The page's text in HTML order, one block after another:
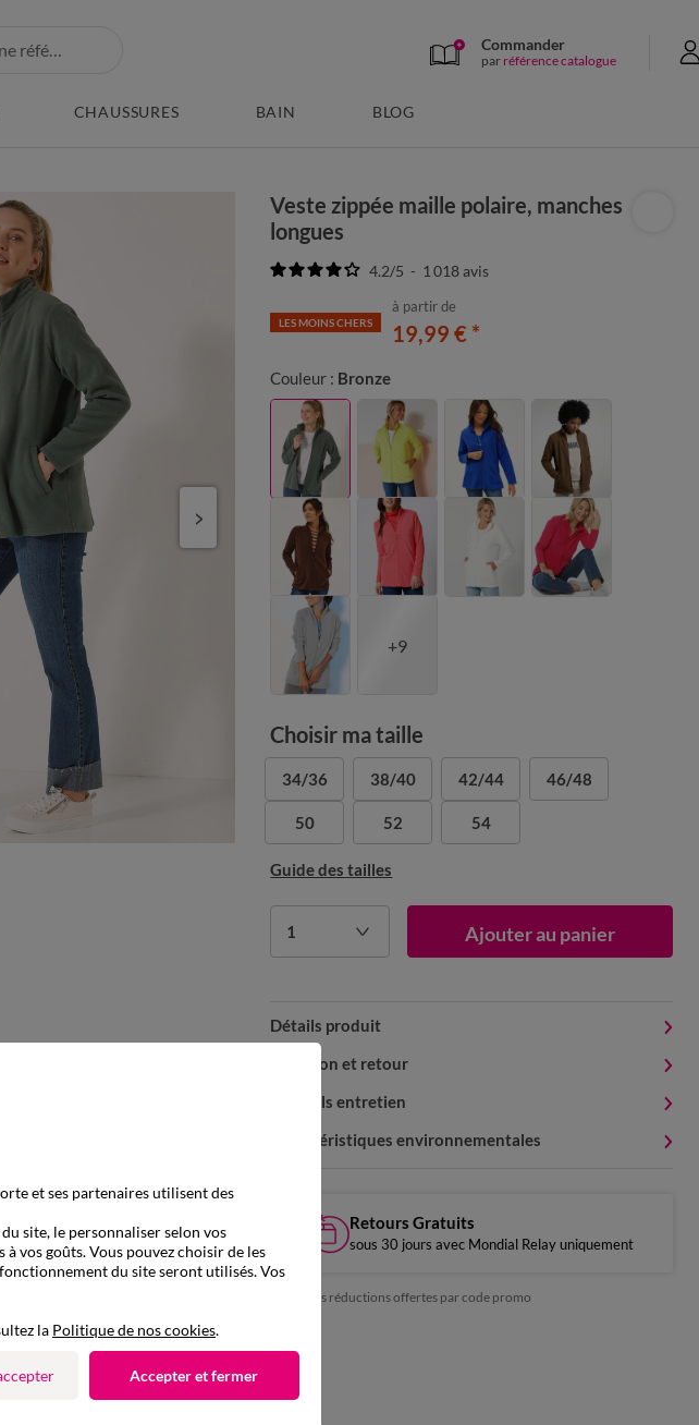
Commander
par référence catalogue
CHAUSSURES BAIN BLOG
Veste zippée maille polaire, manches
longues
4.2/5 - 1 018avis
à partir de
19,99 € *
LES MOINS CHERS
Couleur : Bronze
+9
Choisir ma taille
34/36 38/40 42/44 46/48
50 52 54
Guide des tailles
1 Ajouter au panier
Détails produit
Livraison et retour
Conseils entretien
Caractéristiques environnementales
Retours Gratuits
sous 30 jours avec Mondial Relay uniquement
*exclu des réductions offertes par code promo
et ses partenaires utilisent des
site, le personnaliser selon vos
vos goûts. Vous pouvez choisir de les
du site seront utilisés. Vos
la Politique de nos cookies.
Accepter et fermer